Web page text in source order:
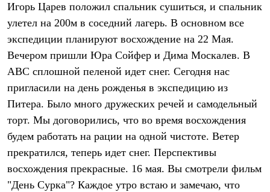
Куртки
Флисовая одежда
Куртки
Брюки
Жилеты
Комбинезоны
Термобелье
Снаряжение
Палатки и тенты
Палатки
Тенты
Аксессуары для палаток
Рюкзаки
Легкоходные
Альпинистские
Игорь Царев положил спальник сушиться, и спальник
улетел на 200м в соседний лагерь. В основном все
экспедиции планируют восхождение на 22 Мая.
Вечером пришли Юра Сойфер и Дима Москалев. В
АВС сплошной пеленой идет снег. Сегодня нас
пригласили на день рожденья в экспедицию из
Питера. Было много дружеских речей и самодельный
торт. Мы договорились, что во время восхождения
будем работать на рации на одной чистоте. Ветер
прекратился, теперь идет снег. Перспективы
восхождения прекрасные. 16 мая. Вы смотрели фильм
"День Сурка"? Каждое утро встаю и замечаю, что